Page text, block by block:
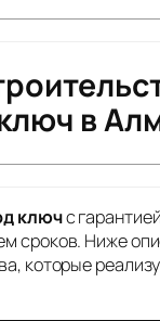
в
ключс
сроков. Ниже
которые